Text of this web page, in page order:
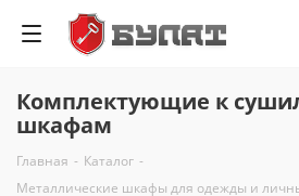
Комплектующие к
шкафам
Главная - Каталог -
Металлические шкафы для одежды и